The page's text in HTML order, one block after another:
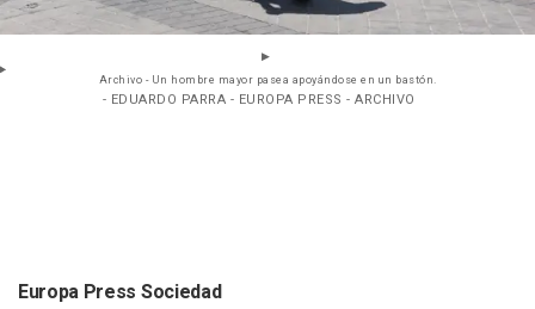
Archivo - Un hombre mayor pasea apoyándose en un bastón.
- EDUARDO PARRA - EUROPA PRESS - ARCHIVO
Europa Press Sociedad